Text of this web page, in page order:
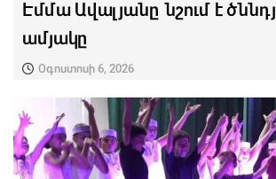
Էմմա Ավալյանը նշում է
ամյակը
Օգոստոսի 6, 2026